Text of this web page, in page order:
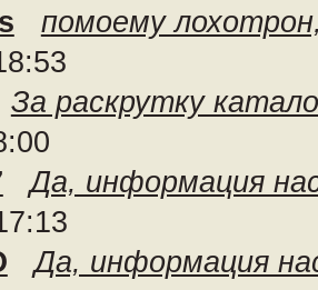
помоему
За раскрутку
Да, информация
Да, информация